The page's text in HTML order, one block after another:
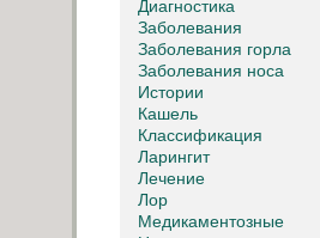
Диагностика
Заболевания
Заболевания горла
Заболевания носа
Истории
Кашель
Классификация
Ларингит
Лечение
Лор
Медикаментозные